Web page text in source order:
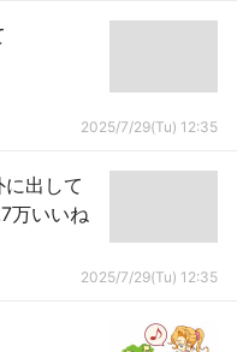
2025/7/29(Tu) 12:35
出して
万いいね
2025/7/29(Tu) 12:35